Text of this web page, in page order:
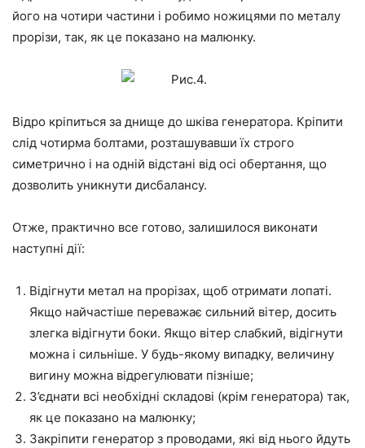
його на чотири частини і робимо ножицями по металу
прорізи, так, як це показано на малюнку.
Відро кріпиться за днище до шківа генератора. Кріпити
слід чотирма болтами, розташувавши їх строго
симетрично і на одній відстані від осі обертання, що
дозволить уникнути дисбалансу.
Отже, практично все готово, залишилося виконати
наступні дії:
Відігнути метал на прорізах, щоб отримати лопаті.
Якщо найчастіше переважає сильний вітер, досить
злегка відігнути боки. Якщо вітер слабкий, відігнути
можна і сильніше. У будь-якому випадку, величину
вигину можна відрегулювати пізніше;
З’єднати всі необхідні складові (крім генератора) так,
як це показано на малюнку;
Закріпити генератор з проводами, які від нього йдуть